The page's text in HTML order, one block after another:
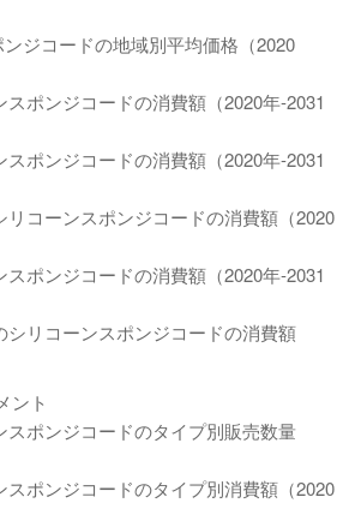
ジコードの地域別平均価格（2020
ポンジコードの消費額（2020年-2031
ポンジコードの消費額（2020年-2031
リコーンスポンジコードの消費額（2020
ポンジコードの消費額（2020年-2031
シリコーンスポンジコードの消費額
ント
スポンジコードのタイプ別販売数量
スポンジコードのタイプ別消費額（2020